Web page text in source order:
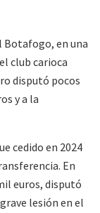
Botafogo, en una
club carioca
disputó pocos
y a la
cedido en 2024
En
euros, disputó
lesión en el